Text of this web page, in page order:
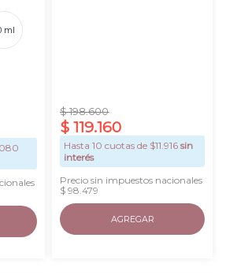
ml
$ 198.600
$ 119.160
Hasta10 cuotas de $11.916 sin
interés
Precio sin impuestos nacionales
$ 98.479
AGREGAR